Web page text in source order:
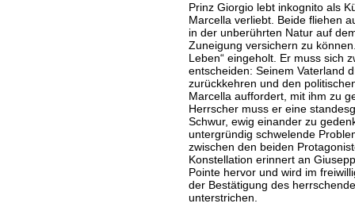
Prinz Giorgio lebt inkognito als
Marcella verliebt. Beide fliehen
in der unberührten Natur auf
Zuneigung versichern zu
Leben“ eingeholt. Er muss sich
entscheiden: Seinem Vaterland
zurückkehren und den
Marcella auffordert, mit ihm zu
Herrscher muss er eine
Schwur, ewig einander zu
untergründig schwelende
zwischen den beiden
Konstellation erinnert an
Pointe hervor und wird im
der Bestätigung des
unterstrichen.